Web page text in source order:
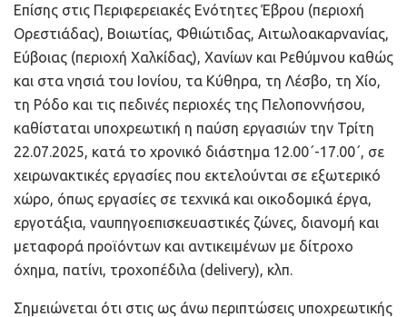
Επίσης στις Περιφερειακές Ενότητες Έβρου (περιοχή
Ορεστιάδας), Βοιωτίας, Φθιώτιδας, Αιτωλοακαρνανίας,
Εύβοιας (περιοχή Χαλκίδας), Χανίων και Ρεθύμνου καθώς
και στα νησιά του Ιονίου, τα Κύθηρα, τη Λέσβο, τη Χίο,
τη Ρόδο και τις πεδινές περιοχές της Πελοποννήσου,
καθίσταται υποχρεωτική η παύση εργασιών την Τρίτη
22.07.2025, κατά το χρονικό διάστημα 12.00΄-17.00΄, σε
χειρωνακτικές εργασίες που εκτελούνται σε εξωτερικό
χώρο, όπως εργασίες σε τεχνικά και οικοδομικά έργα,
εργοτάξια, ναυπηγοεπισκευαστικές ζώνες, διανομή και
μεταφορά προϊόντων και αντικειμένων με δίτροχο
όχημα, πατίνι, τροχοπέδιλα (delivery), κλπ.
Σημειώνεται ότι στις ως άνω περιπτώσεις υποχρεωτικής